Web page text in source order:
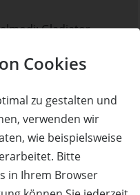
Cookies
zu gestalten und
verwenden wir
wie beispielsweise
Bitte
in Ihrem Browser
Gladiator,
inkl. Bowling +
reine Aktion-Spielzeit,
20 Minuten sind pro